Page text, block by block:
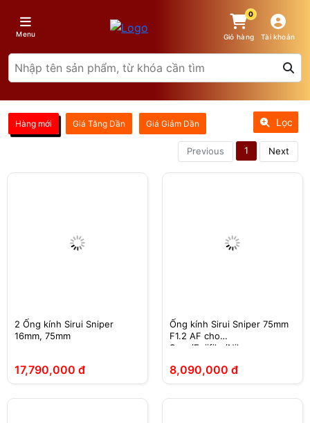
Menu
0
Giỏ hàng Tài khoản
Hàng mới Giá Tăng Dần Giá Giảm Dần Lọc
Previous 1 Next
2 Ống kính Sirui Sniper
16mm, 75mm
17,790,000 đ
Ống kính Sirui Sniper 75mm
F1.2 AF cho
Sony/Fujifilm/Nikon
8,090,000 đ